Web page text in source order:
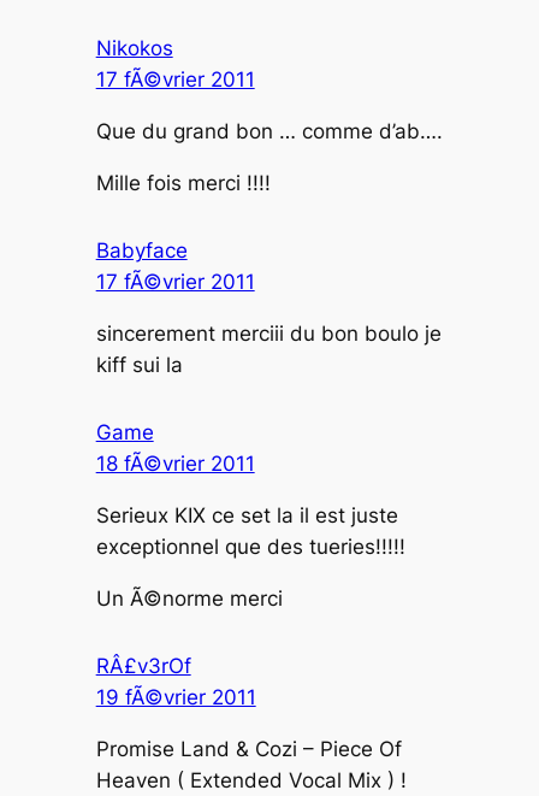
Nikokos
17 fÃ©vrier 2011
Que du grand bon … comme d’ab….
Mille fois merci !!!!
Babyface
17 fÃ©vrier 2011
sincerement merciii du bon boulo je
kiff sui la
Game
18 fÃ©vrier 2011
Serieux KIX ce set la il est juste
exceptionnel que des tueries!!!!!
Un Ã©norme merci
RÂ£v3rOf
19 fÃ©vrier 2011
Promise Land & Cozi – Piece Of
Heaven ( Extended Vocal Mix ) !